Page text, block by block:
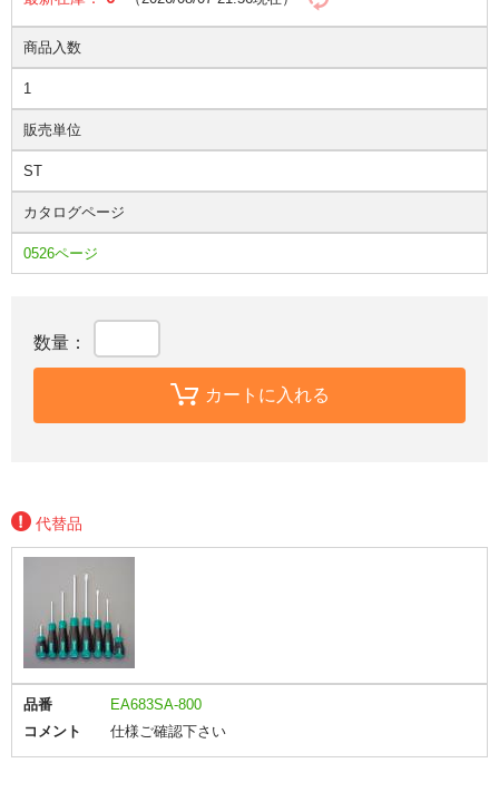
商品入数
1
販売単位
ST
カタログページ
0526ページ
数量：
カートに入れる
代替品
品番
EA683SA-800
コメント
仕様ご確認下さい